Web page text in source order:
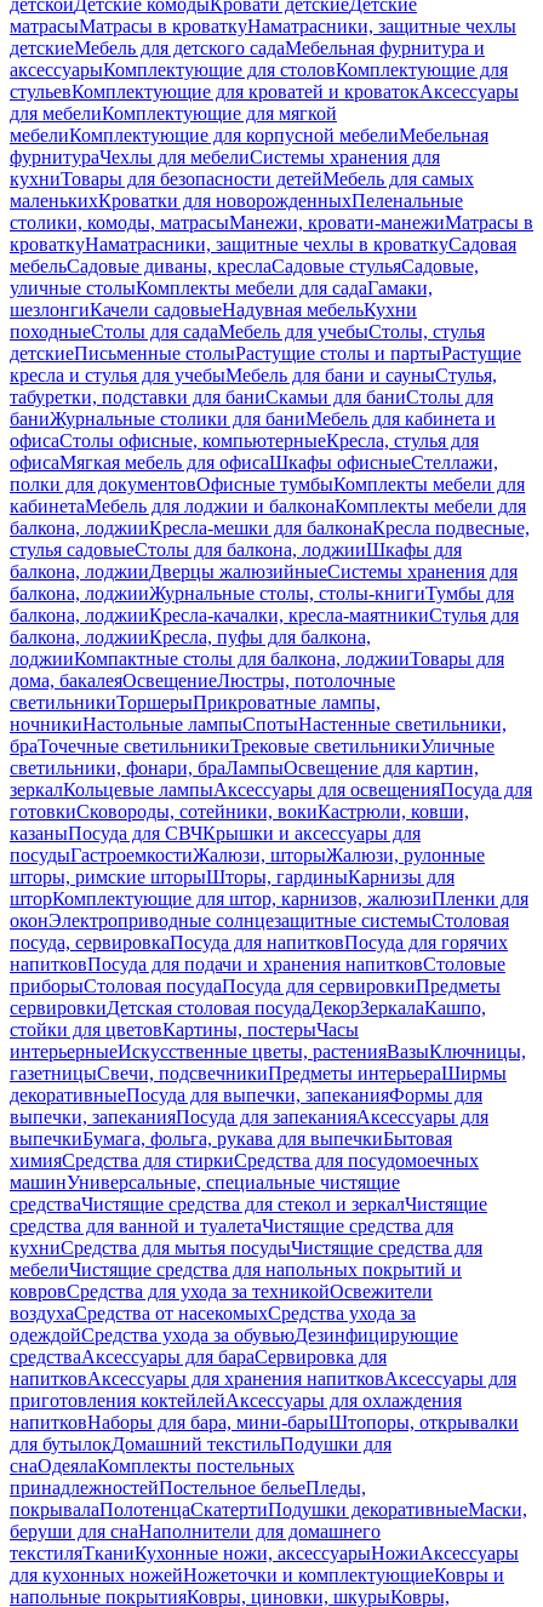
детскойДетские комодыКровати детскиеДетские
матрасыМатрасы в кроваткуНаматрасники, защитные чехлы
детскиеМебель для детского садаМебельная фурнитура и
аксессуарыКомплектующие для столовКомплектующие для
стульевКомплектующие для кроватей и кроватокАксессуары
для мебелиКомплектующие для мягкой
мебелиКомплектующие для корпусной мебелиМебельная
фурнитураЧехлы для мебелиСистемы хранения для
кухниТовары для безопасности детейМебель для самых
маленькихКроватки для новорожденныхПеленальные
столики, комоды, матрасыМанежи, кровати-манежиМатрасы в
кроваткуНаматрасники, защитные чехлы в кроваткуСадовая
мебельСадовые диваны, креслаСадовые стульяСадовые,
уличные столыКомплекты мебели для садаГамаки,
шезлонгиКачели садовыеНадувная мебельКухни
походныеСтолы для садаМебель для учебыСтолы, стулья
детскиеПисьменные столыРастущие столы и партыРастущие
кресла и стулья для учебыМебель для бани и сауныСтулья,
табуретки, подставки для баниСкамьи для баниСтолы для
баниЖурнальные столики для баниМебель для кабинета и
офисаСтолы офисные, компьютерныеКресла, стулья для
офисаМягкая мебель для офисаШкафы офисныеСтеллажи,
полки для документовОфисные тумбыКомплекты мебели для
кабинетаМебель для лоджии и балконаКомплекты мебели для
балкона, лоджииКресла-мешки для балконаКресла подвесные,
стулья садовыеСтолы для балкона, лоджииШкафы для
балкона, лоджииДверцы жалюзийныеСистемы хранения для
балкона, лоджииЖурнальные столы, столы-книгиТумбы для
балкона, лоджииКресла-качалки, кресла-маятникиСтулья для
балкона, лоджииКресла, пуфы для балкона,
лоджииКомпактные столы для балкона, лоджииТовары для
дома, бакалеяОсвещениеЛюстры, потолочные
светильникиТоршерыПрикроватные лампы,
ночникиНастольные лампыСпотыНастенные светильники,
браТочечные светильникиТрековые светильникиУличные
светильники, фонари, браЛампыОсвещение для картин,
зеркалКольцевые лампыАксессуары для освещенияПосуда для
готовкиСковороды, сотейники, вокиКастрюли, ковши,
казаныПосуда для СВЧКрышки и аксессуары для
посудыГастроемкостиЖалюзи, шторыЖалюзи, рулонные
шторы, римские шторыШторы, гардиныКарнизы для
шторКомплектующие для штор, карнизов, жалюзиПленки для
оконЭлектроприводные солнцезащитные системыСтоловая
посуда, сервировкаПосуда для напитковПосуда для горячих
напитковПосуда для подачи и хранения напитковСтоловые
приборыСтоловая посудаПосуда для сервировкиПредметы
сервировкиДетская столовая посудаДекорЗеркалаКашпо,
стойки для цветовКартины, постерыЧасы
интерьерныеИскусственные цветы, растенияВазыКлючницы,
газетницыСвечи, подсвечникиПредметы интерьераШирмы
декоративныеПосуда для выпечки, запеканияФормы для
выпечки, запеканияПосуда для запеканияАксессуары для
выпечкиБумага, фольга, рукава для выпечкиБытовая
химияСредства для стиркиСредства для посудомоечных
машинУниверсальные, специальные чистящие
средстваЧистящие средства для стекол и зеркалЧистящие
средства для ванной и туалетаЧистящие средства для
кухниСредства для мытья посудыЧистящие средства для
мебелиЧистящие средства для напольных покрытий и
ковровСредства для ухода за техникойОсвежители
воздухаСредства от насекомыхСредства ухода за
одеждойСредства ухода за обувьюДезинфицирующие
средстваАксессуары для бараСервировка для
напитковАксессуары для хранения напитковАксессуары для
приготовления коктейлейАксессуары для охлаждения
напитковНаборы для бара, мини-барыШтопоры, открывалки
для бутылокДомашний текстильПодушки для
снаОдеялаКомплекты постельных
принадлежностейПостельное бельеПледы,
покрывалаПолотенцаСкатертиПодушки декоративныеМаски,
беруши для снаНаполнители для домашнего
текстиляТканиКухонные ножи, аксессуарыНожиАксессуары
для кухонных ножейНожеточки и комплектующиеКовры и
напольные покрытияКовры, циновки, шкурыКовры,